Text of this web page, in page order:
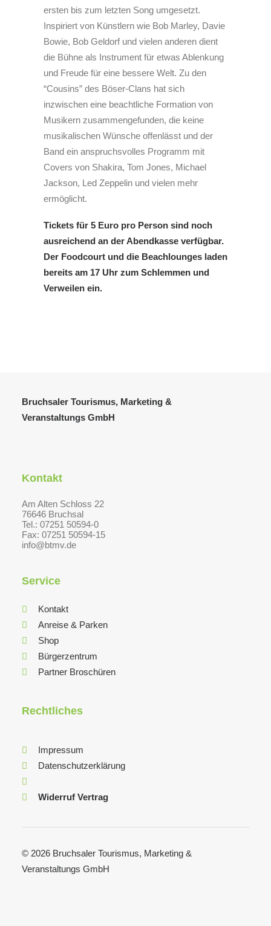
ersten bis zum letzten Song umgesetzt.
Inspiriert von Künstlern wie Bob Marley, Davie
Bowie, Bob Geldorf und vielen anderen dient
die Bühne als Instrument für etwas Ablenkung
und Freude für eine bessere Welt. Zu den
“Cousins” des Böser-Clans hat sich
inzwischen eine beachtliche Formation von
Musikern zusammengefunden, die keine
musikalischen Wünsche offenlässt und der
Band ein anspruchsvolles Programm mit
Covers von Shakira, Tom Jones, Michael
Jackson, Led Zeppelin und vielen mehr
ermöglicht.
Tickets für 5 Euro pro Person sind noch
ausreichend an der Abendkasse verfügbar.
Der Foodcourt und die Beachlounges laden
bereits am 17 Uhr zum Schlemmen und
Verweilen ein.
Bruchsaler Tourismus, Marketing &
Veranstaltungs GmbH
Kontakt
Am Alten Schloss 22
76646 Bruchsal
Tel.: 07251 50594-0
Fax: 07251 50594-15
info@btmv.de
Service
Kontakt
Anreise & Parken
Shop
Bürgerzentrum
Partner Broschüren
Rechtliches
Impressum
Datenschutzerklärung
Widerruf Vertrag
© 2026 Bruchsaler Tourismus, Marketing &
Veranstaltungs GmbH